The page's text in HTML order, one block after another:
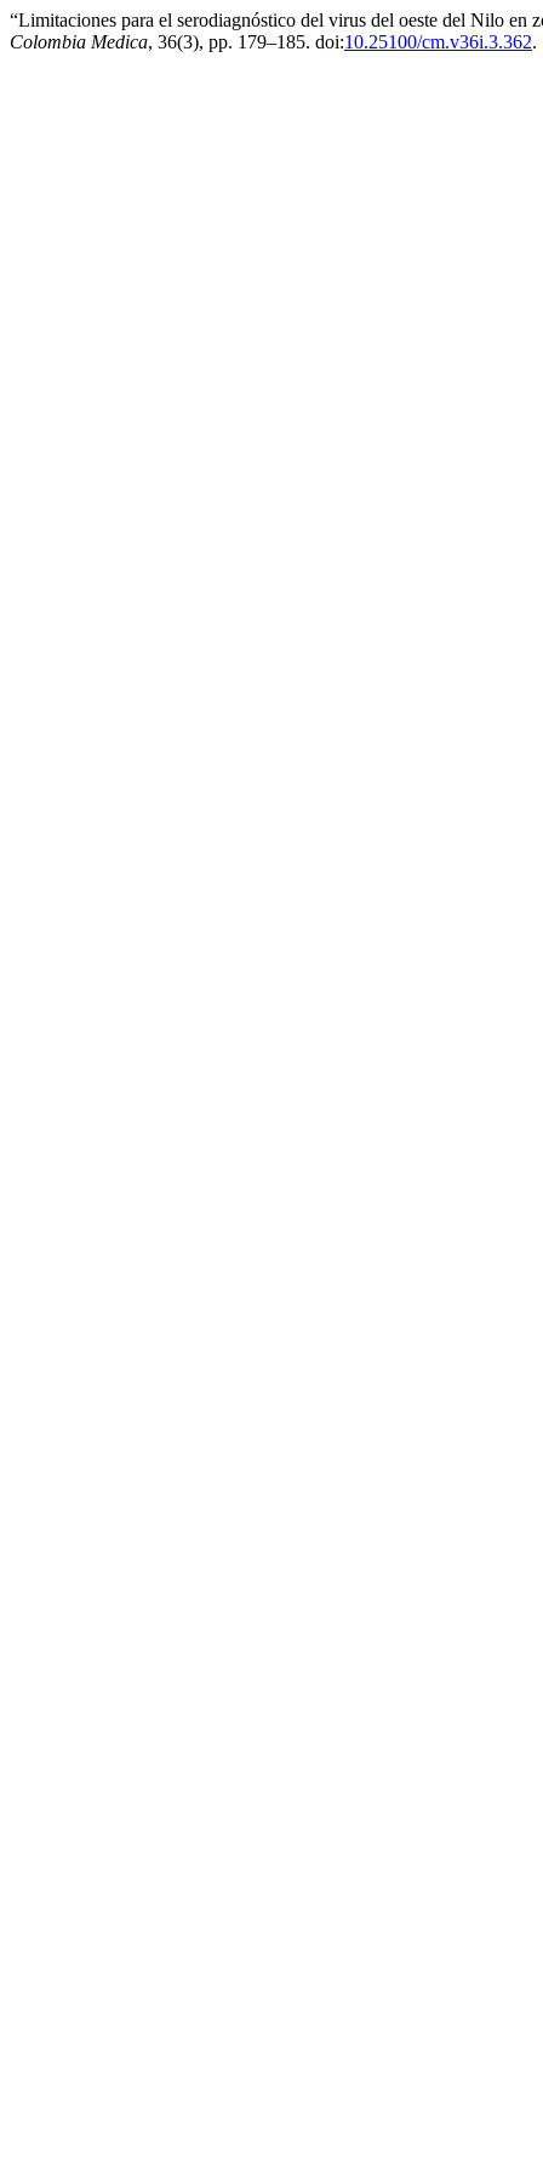
“Limitaciones para el serodiagnóstico del virus del oeste del Nilo
Colombia Medica, 36(3), pp. 179–185. doi:10.25100/cm.v36i.3.362.